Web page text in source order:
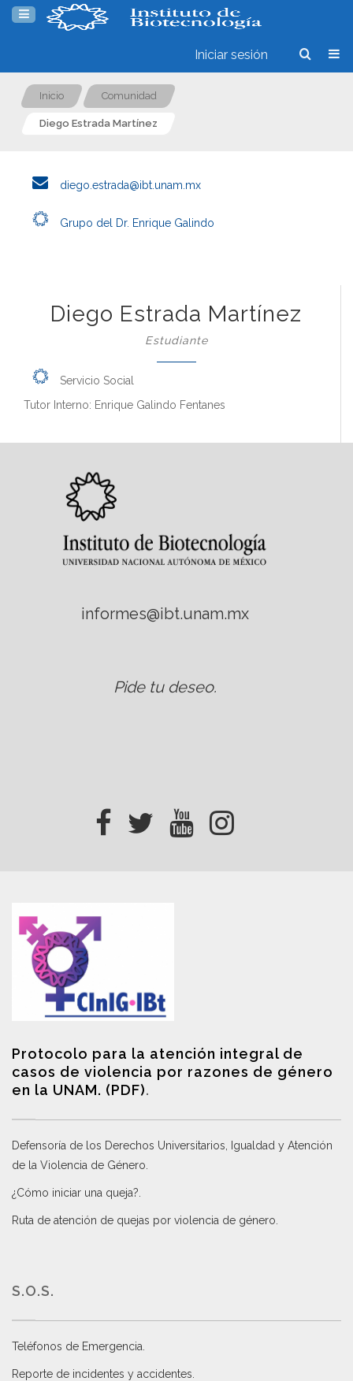
Iniciar sesión
Inicio Comunidad
Diego Estrada Martínez
diego.estrada@ibt.unam.mx
Grupo del Dr. Enrique Galindo
Diego Estrada Martínez
Estudiante
Servicio Social
Tutor Interno: Enrique Galindo Fentanes
informes@ibt.unam.mx
Pide tu deseo.
Protocolo para la atención integral de
casos de violencia por razones de género
en la UNAM. (PDF).
Defensoría de los Derechos Universitarios, Igualdad y Atención
de la Violencia de Género
¿Cómo iniciar una queja?
Ruta de atención de quejas por violencia de género
S.O.S.
Teléfonos de Emergencia.
Reporte de incidentes y accidentes